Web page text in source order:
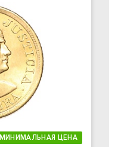
МИНИМАЛЬНАЯ ЦЕНА